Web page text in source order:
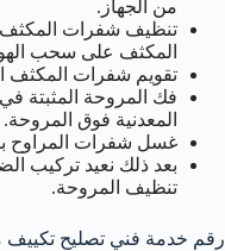
من الجهاز.
تنظيف شفرات المكثف
المكثف على سحب
تقويم شفرات المكثف
فك المروحة المثبتة
المعدنية فوق المروحة.
غسل شفرات المراوح
بعد ذلك نعيد تركيب
تنظيف المروحة.
رقم خدمة فني تصليح تكييف